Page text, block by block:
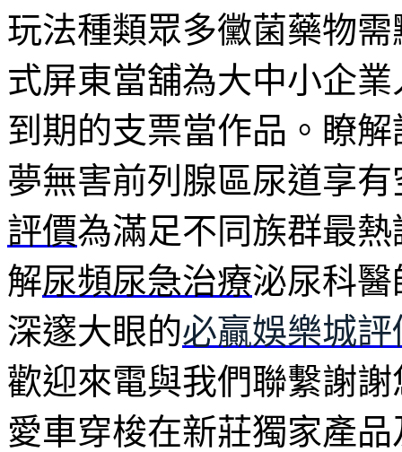
玩法種類眾多黴菌藥物需
式屏東當舖為大中小企
到期的支票當作品。瞭
夢無害前列腺區尿道享
評價為滿足不同族群最
解尿頻尿急治療泌尿科
深邃大眼的必贏娛樂城評
歡迎來電與我們聯繫謝謝
愛車穿梭在新莊獨家產